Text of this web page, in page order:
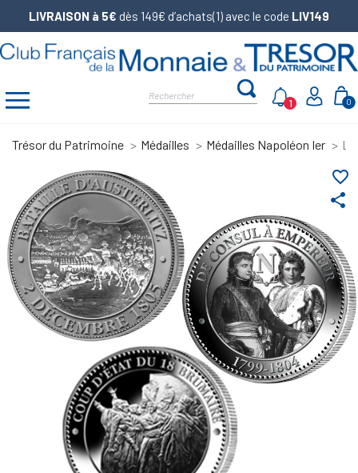
LIVRAISON à 5€ dès 149€ d’achats(1) avec le code LIV149
0
1
Trésor du Patrimoine Médailles Médailles Napoléon Ier
share
favorite_border